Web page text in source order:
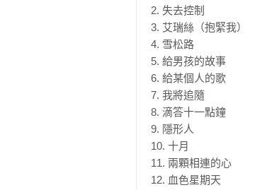
U2的粉絲將會了解，為
相信樂團始終都團結一
故事。
想要一探究竟波諾內在
他的信念也是，他認為
在婚姻、自己的音樂創
綜合以上所述，《
期，他開口邀她約會。
幕，這個階段問題比答
2. 失去控制
3. 艾瑞絲（抱緊我）
4. 雪松路
5. 給男孩的故事
6. 給某個人的歌
7. 我將追隨
8. 滴答十一點鐘
9. 隱形人
10. 十月
11. 兩顆相連的心
12. 血色星期天